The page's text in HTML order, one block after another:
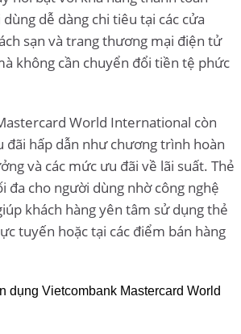
dễ dàng chi tiêu tại các cửa
sạn và trang thương mại điện tử
không cần chuyển đổi tiền tệ phức
World International còn
đãi hấp dẫn như chương trình hoàn
và các mức ưu đãi về lãi suất. Thẻ
đa cho người dùng nhờ công nghệ
khách hàng yên tâm sử dụng thẻ
tuyến hoặc tại các điểm bán hàng
dụng Vietcombank Mastercard World